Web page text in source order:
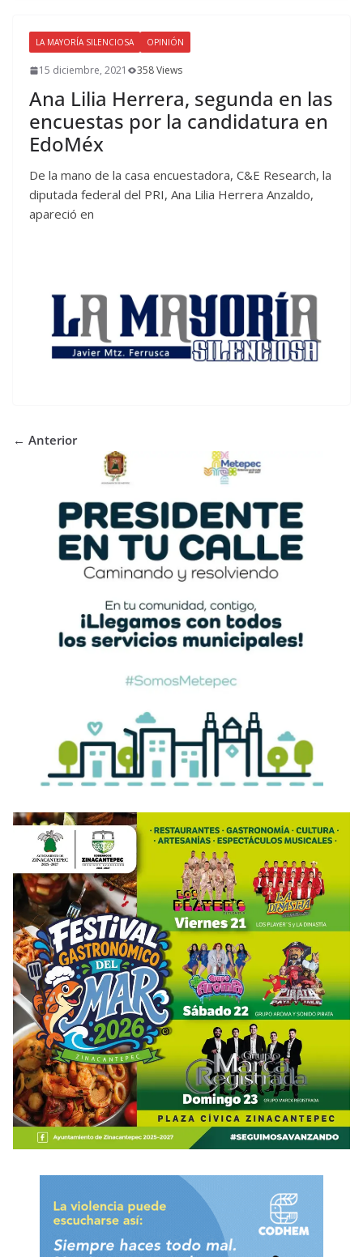
LA MAYORÍA SILENCIOSA OPINIÓN
15 diciembre, 2021 358 Views
Ana Lilia Herrera, segunda en las
encuestas por la candidatura en
EdoMéx
De la mano de la casa encuestadora, C&E Research, la
diputada federal del PRI, Ana Lilia Herrera Anzaldo,
apareció en
← Anterior